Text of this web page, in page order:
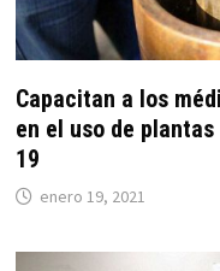
Capacitan a los
en el uso de
19
enero 19, 2021